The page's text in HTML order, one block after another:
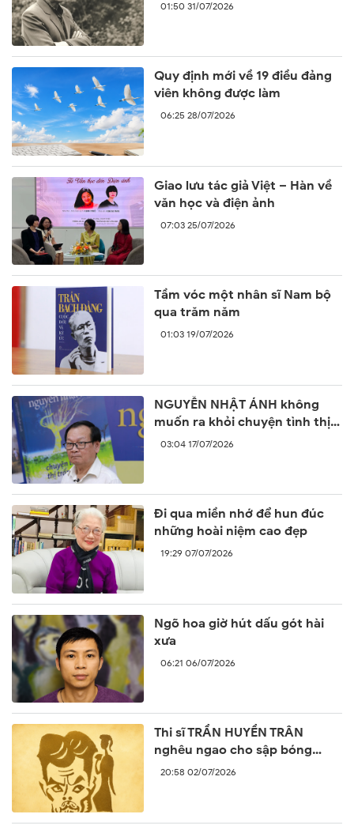
01:50 31/07/2026
Quy định mới về 19 điều đảng
viên không được làm
06:25 28/07/2026
Giao lưu tác giả Việt – Hàn về
văn học và điện ảnh
07:03 25/07/2026
Tầm vóc một nhân sĩ Nam bộ
qua trăm năm
01:03 19/07/2026
NGUYỄN NHẬT ÁNH không
muốn ra khỏi chuyện tình thị
trấn
03:04 17/07/2026
Đi qua miền nhớ để hun đúc
những hoài niệm cao đẹp
19:29 07/07/2026
Ngõ hoa giờ hút dấu gót hài
xưa
06:21 06/07/2026
Thi sĩ TRẦN HUYỀN TRÂN
nghêu ngao cho sập bóng
ngày
20:58 02/07/2026